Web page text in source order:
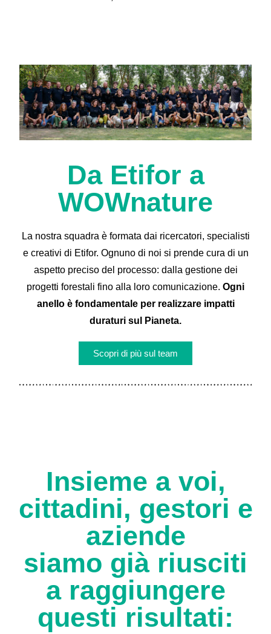
Da Etifor a
WOWnature
La nostra squadra è formata dai ricercatori, specialisti
e creativi di Etifor. Ognuno di noi si prende cura di un
aspetto preciso del processo: dalla gestione dei
progetti forestali fino alla loro comunicazione. Ogni
anello è fondamentale per realizzare impatti
duraturi sul Pianeta.
Scopri di più sul team
Insieme a voi,
cittadini, gestori e
aziende
siamo già riusciti
a raggiungere
questi risultati: